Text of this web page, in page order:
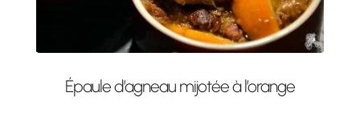
Épaule d’agneau mijotée à l’orange